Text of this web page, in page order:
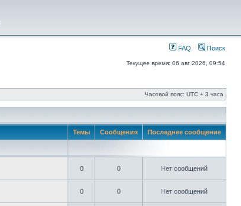
FAQ Поиск
Текущее время: 06 авг 2026, 09:54
Часовой пояс: UTC + 3 часа
Темы Сообщения Последнее сообщение
0 0 Нет сообщений
0 0 Нет сообщений